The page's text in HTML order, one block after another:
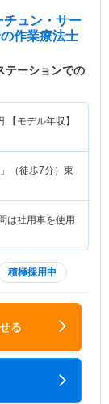
チュン・サー
の作業療法士
テーションでの
【モデル年収】
（徒歩7分）東
は社用車を使用
積極採用中
る